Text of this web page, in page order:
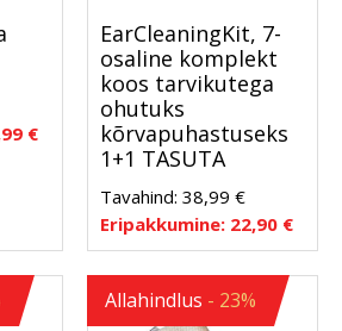
€
EarCleaningKit, 7-
osaline komplekt
koos tarvikutega
ohutuks
kõrvapuhastuseks
1+1 TASUTA
Tavahind: 38,99 €
Eripakkumine: 22,90 €
Allahindlus - 23%